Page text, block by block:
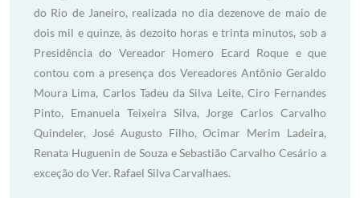
do Rio de Janeiro, realizada no dia dezenove de maio de
dois mil e quinze, às dezoito horas e trinta minutos, sob a
Presidência do Vereador Homero Ecard Roque e que
contou com a presença dos Vereadores Antônio Geraldo
Moura Lima, Carlos Tadeu da Silva Leite, Ciro Fernandes
Pinto, Emanuela Teixeira Silva, Jorge Carlos Carvalho
Quindeler, José Augusto Filho, Ocimar Merim Ladeira,
Renata Huguenin de Souza e Sebastião Carvalho Cesário a
exceção do Ver. Rafael Silva Carvalhaes.